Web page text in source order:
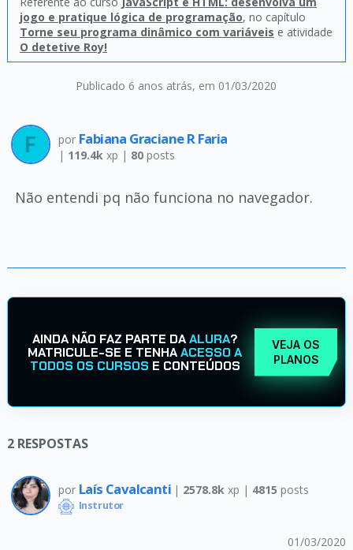
Publicado 6 anos atrás, em 01/03/2020
jogo e pratique lógica de programação, no capítulo
Torne seu programa dinâmico com variáveis e atividade
O detetive Roy!
por Fabiana Graciane R Faria
| 119.4kxp | 80posts
Não entendi pq não funciona no navegador.
AINDA NÃO FAZ PARTE DAALURA?
MATRICULE-SE E TENHAACESSO A
TODOS OS CURSOS E CONTEÚDOS
VEJA OS
PLANOS
2 RESPOSTAS
por Laís Cavalcanti | 2578.8k xp | 4815 posts
Instrutor
01/03/2020